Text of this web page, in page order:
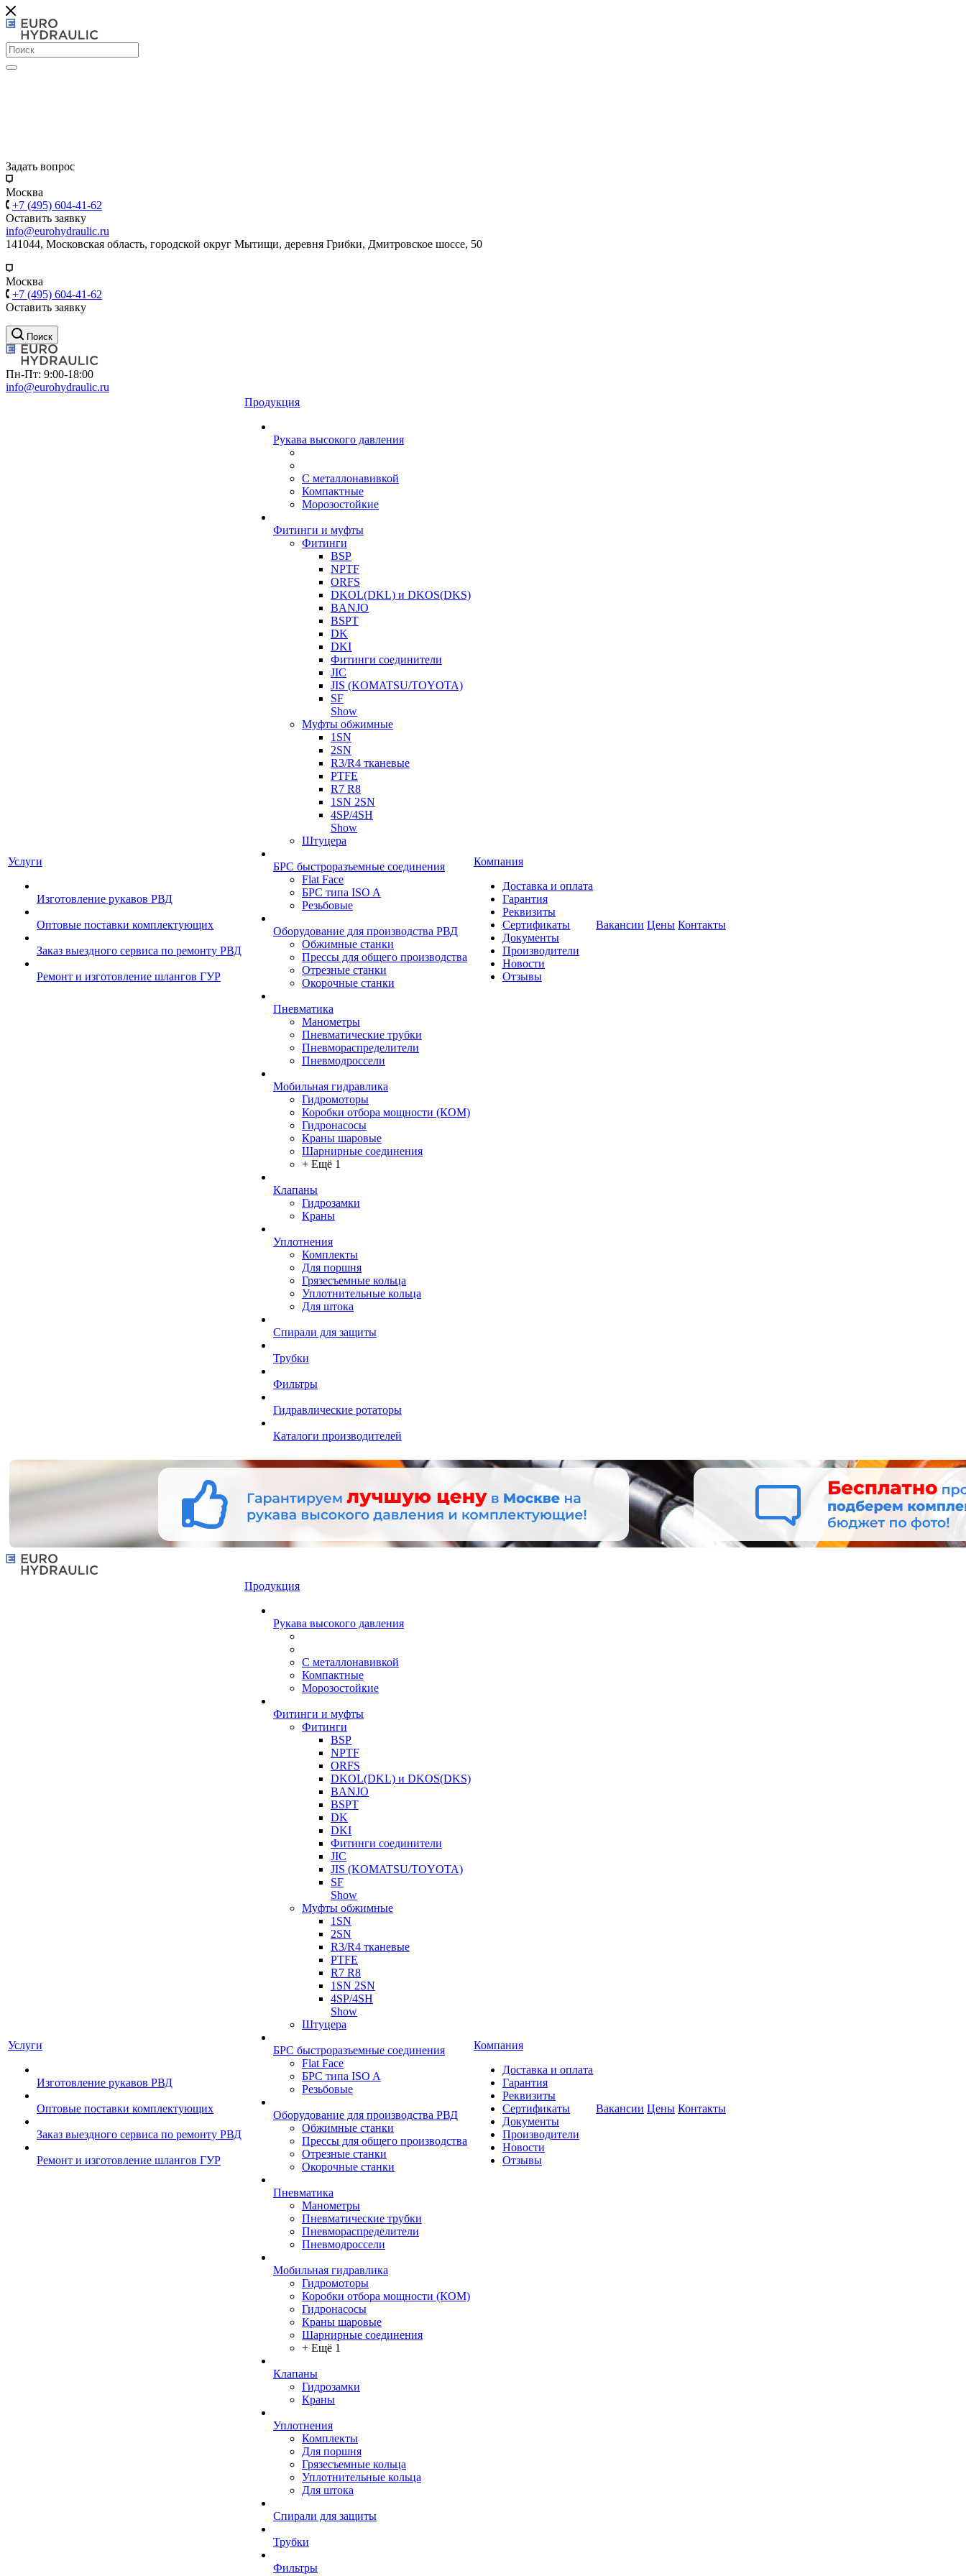
Задать вопрос
Москва
+7 (495) 604-41-62
Оставить заявку
info@eurohydraulic.ru
141044, Московская область, городской округ Мытищи, деревня Грибки, Дмитровское шоссе, 50
Москва
+7 (495) 604-41-62
Оставить заявку
Поиск
Пн-Пт: 9:00-18:00
info@eurohydraulic.ru
Услуги
Изготовление рукавов РВД
Оптовые поставки комплектующих
Заказ выездного сервиса по ремонту РВД
Ремонт и изготовление шлангов ГУР
Продукция
Рукава высокого давления
С металлонавивкой
Компактные
Морозостойкие
Фитинги и муфты
Фитинги
BSP
NPTF
ORFS
DKOL(DKL) и DKOS(DKS)
BANJO
BSPT
DK
DKI
Фитинги соединители
JIC
JIS (KOMATSU/TOYOTA)
SF
Show
Муфты обжимные
1SN
2SN
R3/R4 тканевые
PTFE
R7 R8
1SN 2SN
4SP/4SH
Show
Штуцера
БРС быстроразъемные соединения
Flat Face
БРС типа ISO A
Резьбовые
Оборудование для производства РВД
Обжимные станки
Прессы для общего производства
Отрезные станки
Окорочные станки
Пневматика
Манометры
Пневматические трубки
Пневмораспределители
Пневмодроссели
Мобильная гидравлика
Гидромоторы
Коробки отбора мощности (КОМ)
Гидронасосы
Краны шаровые
Шарнирные соединения
+ Ещё 1
Клапаны
Гидрозамки
Краны
Уплотнения
Комплекты
Для поршня
Грязесъемные кольца
Уплотнительные кольца
Для штока
Спирали для защиты
Трубки
Фильтры
Гидравлические ротаторы
Каталоги производителей
Компания
Доставка и оплата
Гарантия
Реквизиты
Сертификаты
Документы
Производители
Новости
Отзывы
Вакансии Цены Контакты
Услуги
Изготовление рукавов РВД
Оптовые поставки комплектующих
Заказ выездного сервиса по ремонту РВД
Ремонт и изготовление шлангов ГУР
Продукция
Рукава высокого давления
С металлонавивкой
Компактные
Морозостойкие
Фитинги и муфты
Фитинги
BSP
NPTF
ORFS
DKOL(DKL) и DKOS(DKS)
BANJO
BSPT
DK
DKI
Фитинги соединители
JIC
JIS (KOMATSU/TOYOTA)
SF
Show
Муфты обжимные
1SN
2SN
R3/R4 тканевые
PTFE
R7 R8
1SN 2SN
4SP/4SH
Show
Штуцера
БРС быстроразъемные соединения
Flat Face
БРС типа ISO A
Резьбовые
Оборудование для производства РВД
Обжимные станки
Прессы для общего производства
Отрезные станки
Окорочные станки
Пневматика
Манометры
Пневматические трубки
Пневмораспределители
Пневмодроссели
Мобильная гидравлика
Гидромоторы
Коробки отбора мощности (КОМ)
Гидронасосы
Краны шаровые
Шарнирные соединения
+ Ещё 1
Клапаны
Гидрозамки
Краны
Уплотнения
Комплекты
Для поршня
Грязесъемные кольца
Уплотнительные кольца
Для штока
Спирали для защиты
Трубки
Фильтры
Компания
Доставка и оплата
Гарантия
Реквизиты
Сертификаты
Документы
Производители
Новости
Отзывы
Вакансии Цены Контакты